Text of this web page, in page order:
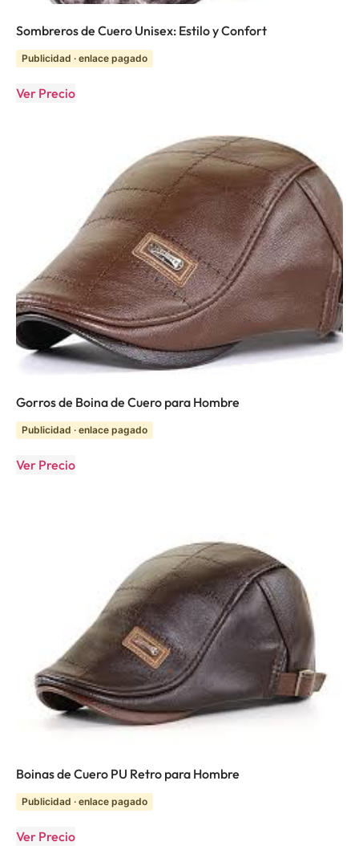
Sombreros de Cuero Unisex: Estilo y Confort
Publicidad · enlace pagado
Ver Precio
Gorros de Boina de Cuero para Hombre
Publicidad · enlace pagado
Ver Precio
Boinas de Cuero PU Retro para Hombre
Publicidad · enlace pagado
Ver Precio